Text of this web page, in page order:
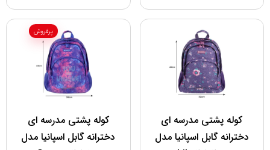
کوله پشتی مدرسه ای
دخترانه گابل اسپانیا مدل
کوله پشتی مدرسه ای
دخترانه گابل اسپانیا مدل
پرفروش